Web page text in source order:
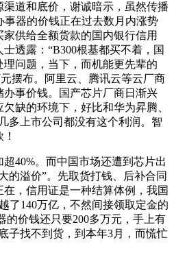
道和底价，谢诚暗示，虽然传播
器的价钱正在过去数月内涨势
供给全额货款的国内银行信用
透露：“B300根基都买不着，国
问题，当下，而机能更先辈的
摆布。阿里云、腾讯云等云厂商
事价钱。国产芯片厂商日渐兴
缺的环境下，好比和华为昇腾、
多上市公司都没有这个利润。智
。而中国市场还遭到芯片出
的溢价”。先取货打钱、后补合同
，信用证是一种结算体例，我国
了140万亿，不然间接领取定金的
的价钱还只要200多万元，手上有
子找不到货，到本年3月，而慌忙